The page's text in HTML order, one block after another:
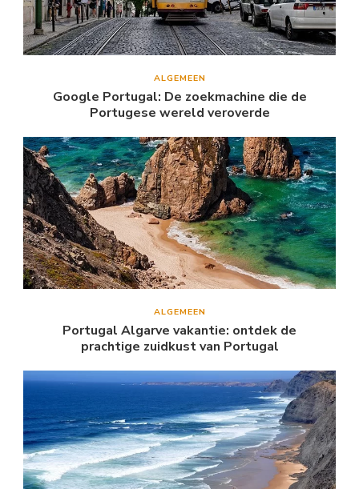
ALGEMEEN
Google Portugal: De zoekmachine die de
Portugese wereld veroverde
ALGEMEEN
Portugal Algarve vakantie: ontdek de
prachtige zuidkust van Portugal